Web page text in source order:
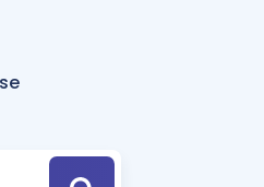
Hesaplama Aracı
için Öneriler
Tek Takvimde
Hoca ile seni sınava